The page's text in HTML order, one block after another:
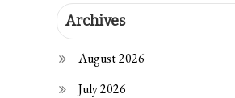
Archives
August 2026
July 2026